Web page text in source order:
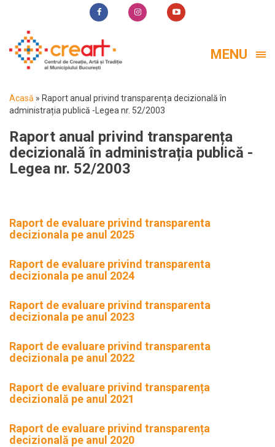
MENU
Acasă » Raport anual privind transparența decizională în
administrația publică -Legea nr. 52/2003
Raport anual privind transparența
decizională în administrația publică -
Legea nr. 52/2003
Raport de evaluare privind transparenta
decizionala pe anul 2025
Raport de evaluare privind transparenta
decizionala pe anul 2024
Raport de evaluare privind transparenta
decizionala pe anul 2023
Raport de evaluare privind transparenta
decizionala pe anul 2022
Raport de evaluare privind transparența
decizională pe anul 2021
Raport de evaluare privind transparența
decizională pe anul 2020